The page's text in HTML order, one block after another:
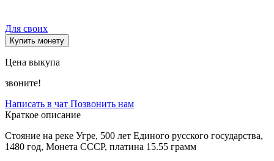
Для своих
Купить монету
Цена выкупа
звоните!
Написать в чат Позвонить нам
Краткое описание
Стояние на реке Угре, 500 лет Единого русского государства,
1480 год, Монета СССР, платина 15.55 грамм